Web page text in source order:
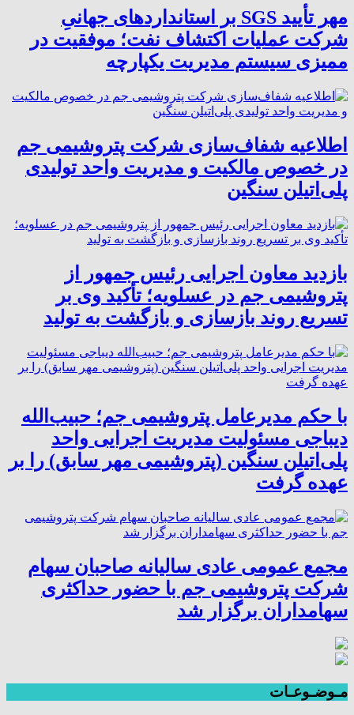
مهر تأیید SGS بر استانداردهای جهانیِ
شرکت عملیات اکتشاف نفت؛ موفقیت در
ممیزی سیستم مدیریت یکپارچه
اطلاعیه شفاف‌سازی شرکت پتروشیمی جم
در خصوص مالکیت و مدیریت واحد تولیدی
پلی‌اتیلن سنگین
بازدید معاون اجرایی رئیس جمهور از
پتروشیمی جم در عسلویه؛ تأکید وی بر
تسریع روند بازسازی و بازگشت به تولید
با حکم مدیرعامل پتروشیمی جم؛ حبیب‌الله
دیباجی مسئولیت مدیریت اجرایی واحد
پلی‌اتیلن سنگین (پتروشیمی مهر سابق) را بر
عهده گرفت
مجمع عمومی عادی سالیانه صاحبان سهام
شرکت پتروشیمی جم با حضور حداکثری
سهامداران برگزار شد
مـوضـوعـات